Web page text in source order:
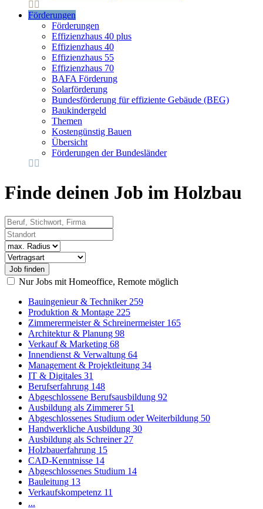
Förderungen
Förderungen
Effizienzhaus 40 plus
Effizienzhaus 40
Effizienzhaus 55
Effizienzhaus 70
BAFA Förderung
Solarförderung
Bundesförderung für effiziente Gebäude (BEG)
Baukindergeld
Themen
Kostengünstig Bauen
Übersicht
Förderungen der Bundesländer
Finde deinen Job im Holzbau
Beruf, Stichwort, Firma
Standort
Radius
Vertragsart
Nur Jobs mit Homeoffice, Remote möglich
Bauingenieur & Techniker 259
Produktion & Montage 225
Zimmerermeister & Schreinermeister 165
Architektur & Planung 98
Verkauf & Marketing 68
Innendienst & Verwaltung 64
Management & Projektleitung 34
IT & Digitales 31
Berufserfahrung 148
Abgeschlossene Berufsausbildung 92
Ausbildung als Zimmerer 51
Abgeschlossenes Studium oder Weiterbildung 50
Handwerkliche Ausbildung 30
Ausbildung als Schreiner 27
Holzbauerfahrung 15
CAD-Kenntnisse 14
Abgeschlossenes Studium 14
Bauleitung 13
Verkaufskompetenz 11
...